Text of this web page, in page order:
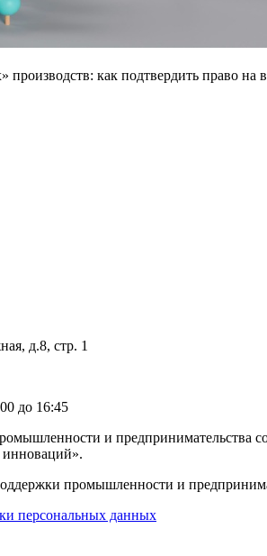
производств: как подтвердить право на
д.8, стр. 1
до 16:45
и предпринимательства
промышленности и
персональных данных